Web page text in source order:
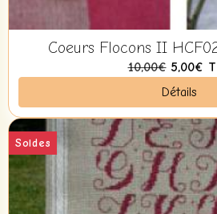
Coeurs Flocons II
10,00€ 5,00€
Détails
Soldes